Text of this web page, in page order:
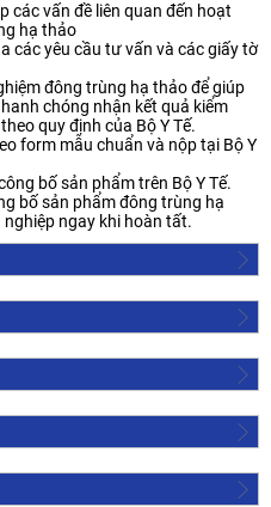
các vấn đề liên quan đến hoạt
hạ thảo
các yêu cầu tư vấn và các giấy tờ
đông trùng hạ thảo để giúp
chóng nhận kết quả kiểm
quy định của Bộ Y Tế.
form mẫu chuẩn và nộp tại Bộ Y
bố sản phẩm trên Bộ Y Tế.
bố sản phẩm đông trùng hạ
ngay khi hoàn tất.